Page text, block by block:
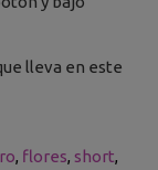
lleva en este
flores short